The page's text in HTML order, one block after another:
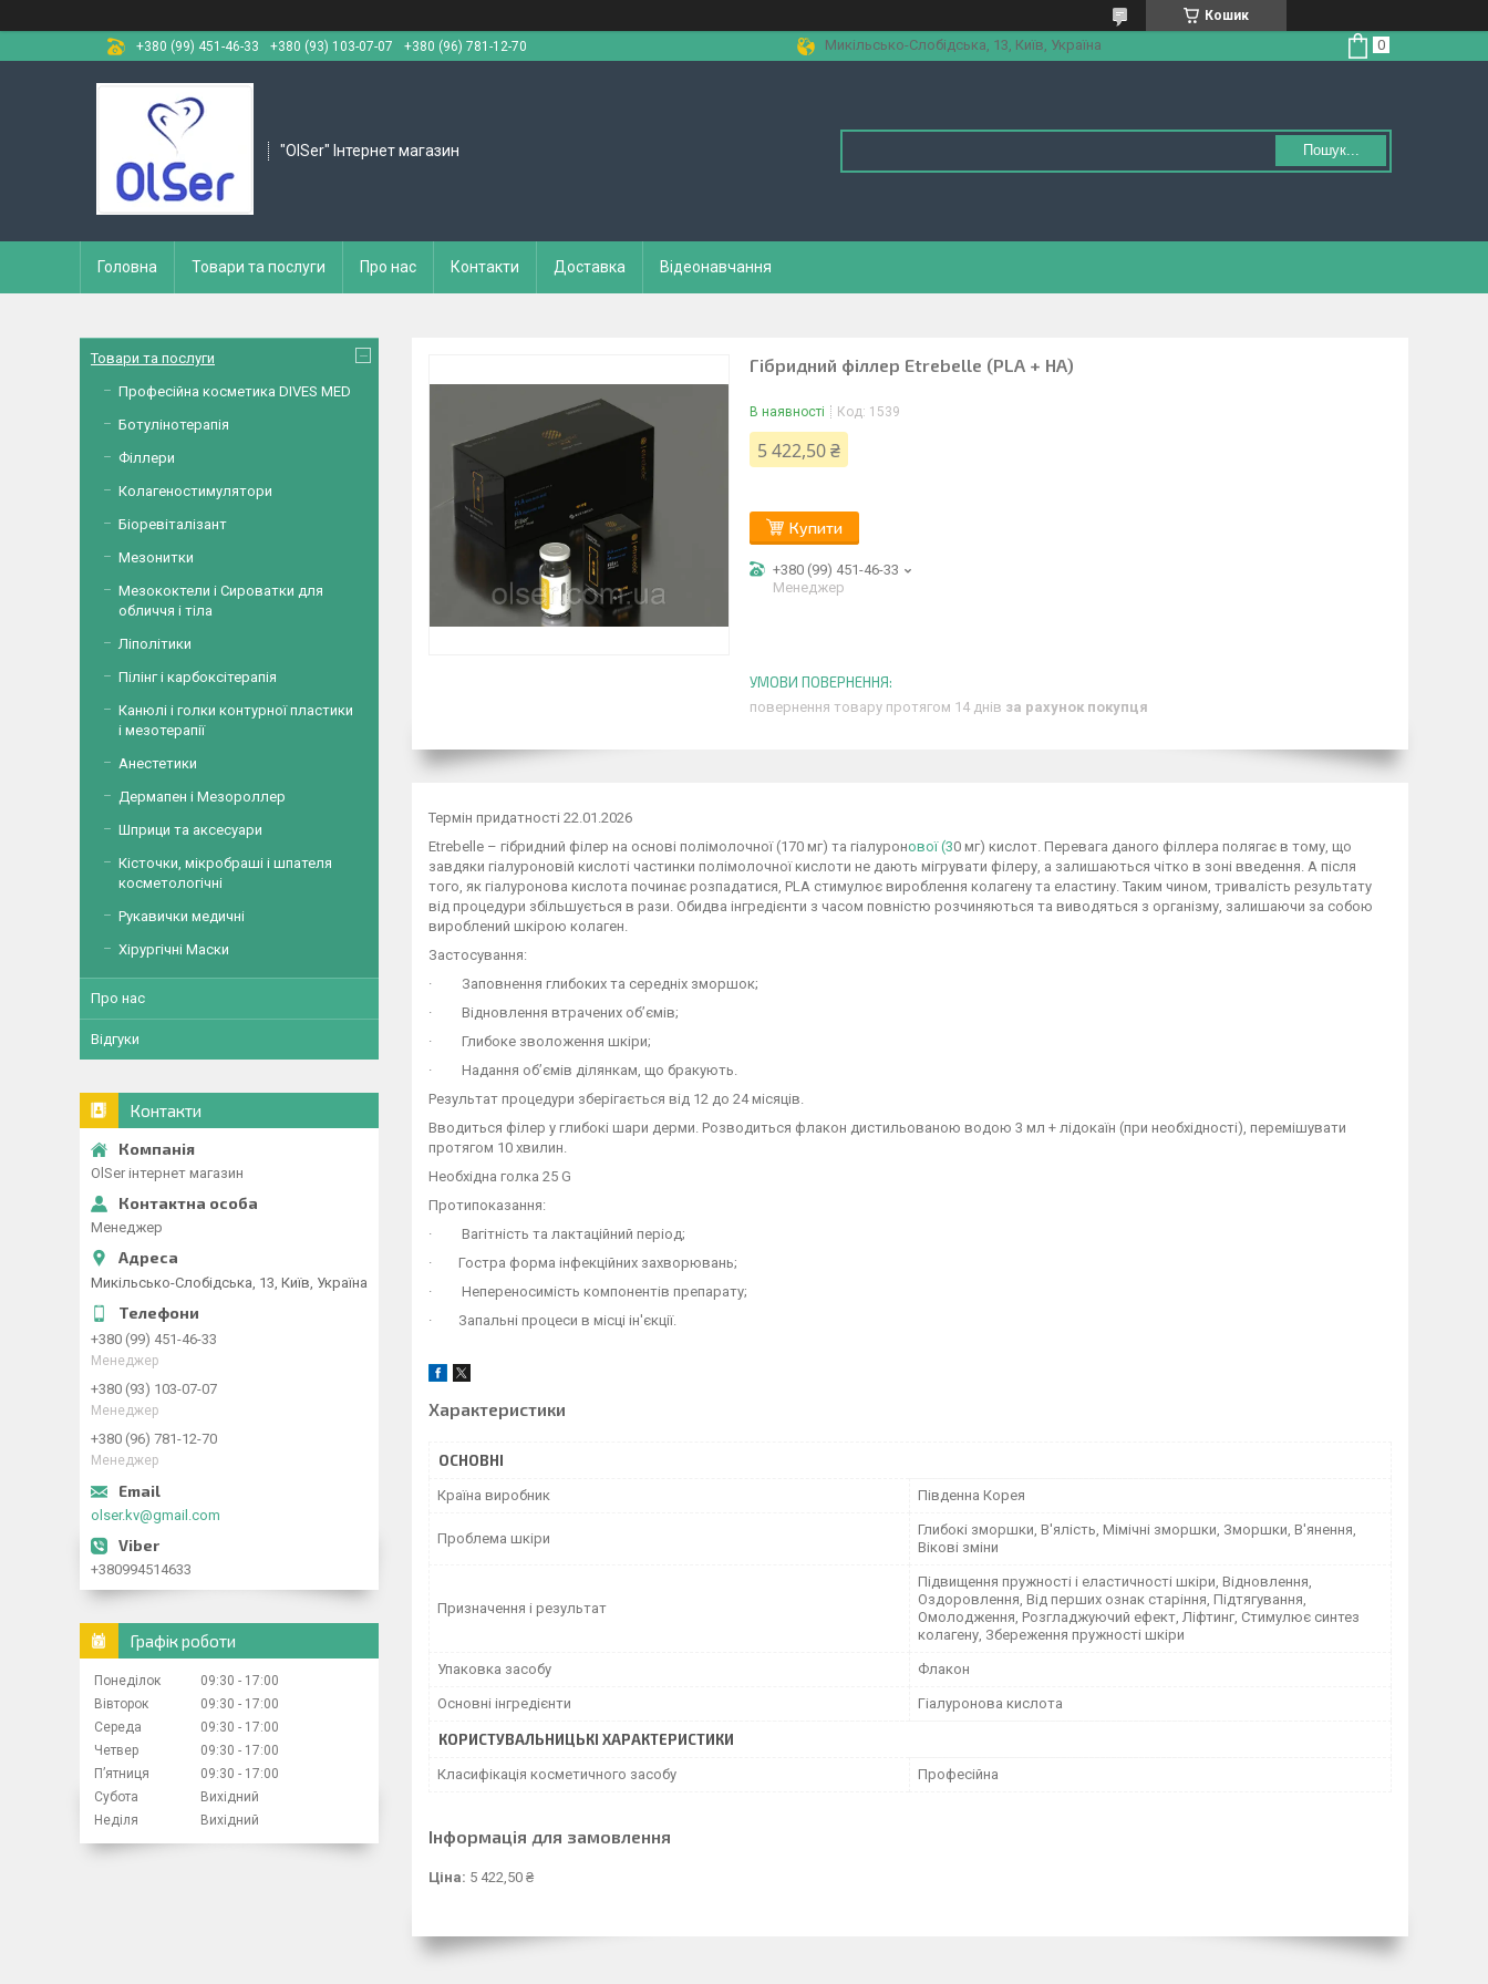
Кошик
+380 (99) 451-46-33
+380 (93) 103-07-07 +380 (96) 781-12-70 Микільсько-Слобідська, 13, Київ, Україна
"OlSer" Інтернет магазин Пошук...
Головна Товари та послуги Про нас Контакти Доставка Відеонавчання
Гібридний філлер Etrebelle (PLA + HA)
В наявності Код: 1539
5 422,50 ₴
Купити
+380 (99) 451-46-33
Менеджер
повернення товару протягом 14 днів за рахунок покупця
Термін придатності 22.01.2026
Etrebelle – гібридний філер на основі полімолочної (170 мг) та гіалуронової (30 мг) кислот. Перевага даного філлера полягає в тому, що
завдяки гіалуроновій кислоті частинки полімолочної кислоти не дають мігрувати філеру, а залишаються чітко в зоні введення. А після
того, як гіалуронова кислота починає розпадатися, PLA стимулює вироблення колагену та еластину. Таким чином, тривалість результату
від процедури збільшується в рази. Обидва інгредієнти з часом повністю розчиняються та виводяться з організму, залишаючи за собою
вироблений шкірою колаген.
Застосування:
· Заповнення глибоких та середніх зморшок;
· Відновлення втрачених об’ємів;
· Глибоке зволоження шкіри;
· Надання об’ємів ділянкам, що бракують.
Результат процедури зберігається від 12 до 24 місяців.
Вводиться філер у глибокі шари дерми. Розводиться флакон дистильованою водою 3 мл + лідокаїн (при необхідності), перемішувати
протягом 10 хвилин.
Необхідна голка 25 G
Протипоказання:
· Вагітність та лактаційний період;
· Гостра форма інфекційних захворювань;
· Непереносимість компонентів препарату;
· Запальні процеси в місці ін'єкції.
Характеристики
ОСНОВНІ
Країна виробник Південна Корея
Проблема шкіри
Глибокі зморшки, В'ялість, Мімічні зморшки, Зморшки, В'янення,
Вікові зміни
Призначення і результат
Підвищення пружності і еластичності шкіри, Відновлення,
Оздоровлення, Від перших ознак старіння, Підтягування,
Омолодження, Розгладжуючий ефект, Ліфтинг, Стимулює синтез
колагену, Збереження пружності шкіри
Упаковка засобу Флакон
Основні інгредієнти Гіалуронова кислота
КОРИСТУВАЛЬНИЦЬКІ ХАРАКТЕРИСТИКИ
Класифікація косметичного засобу Професійна
Інформація для замовлення
Ціна: 5 422,50 ₴
Товари та послуги
Професійна косметика DIVES MED
Ботулінотерапія
Філлери
Колагеностимулятори
Біоревіталізант
Мезонитки
Мезококтели і Сироватки для
обличчя і тіла
Ліполітики
Пілінг і карбоксітерапія
Канюлі і голки контурної пластики
і мезотерапії
Анестетики
Дермапен і Мезороллер
Шприци та аксесуари
Кісточки, мікробраші і шпателя
косметологічні
Рукавички медичні
Хірургічні Маски
Про нас
Відгуки
Контакти
OlSer інтернет магазин
Менеджер
Микільсько-Слобідська, 13, Київ, Україна
+380 (99) 451-46-33
Менеджер
+380 (93) 103-07-07
Менеджер
+380 (96) 781-12-70
Менеджер
olser.kv@gmail.com
+380994514633
Графік роботи
Понеділок 09:30
17:00
Вівторок
09:30
17:00
Середа
09:30
17:00
Четвер
09:30
17:00
Пʼятниця
09:30
17:00
Субота
Вихідний
Неділя
Вихідний